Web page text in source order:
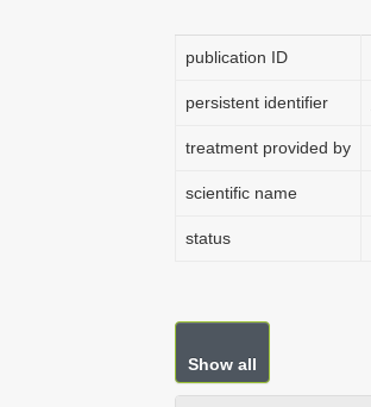
publication ID
persistent identifier
treatment provided by
scientific name
status
Show all